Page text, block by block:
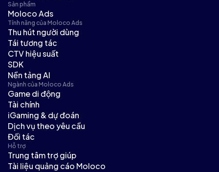
Sản phẩm
Moloco Ads
Tính năng của Moloco Ads
Thu hút người dùng
Tái tương tác
CTV hiệu suất
SDK
Nền tảng AI
Ngành của Moloco Ads
Game di động
Tài chính
iGaming & dự đoán
Dịch vụ theo yêu cầu
Đối tác
Hỗ trợ
Trung tâm trợ giúp
Tài liệu quảng cáo Moloco